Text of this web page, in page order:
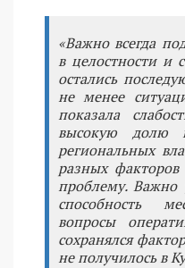
«Важно всегда
в целостности и
остались
не менее
показала
высокую долю
региональных
разных
проблему. Важно
способность
вопросы
сохранялся
не получилось в